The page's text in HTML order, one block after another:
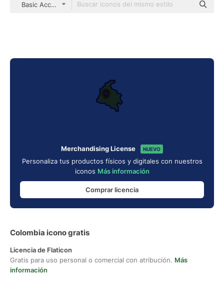
Basic Accent Lineal Color
Merchandising License NUEVO
Personaliza tus productos físicos y digitales con nuestros
iconos Más información
Comprar licencia
Colombia icono gratis
Licencia de Flaticon
Gratis para uso personal o comercial con atribución. Más
información